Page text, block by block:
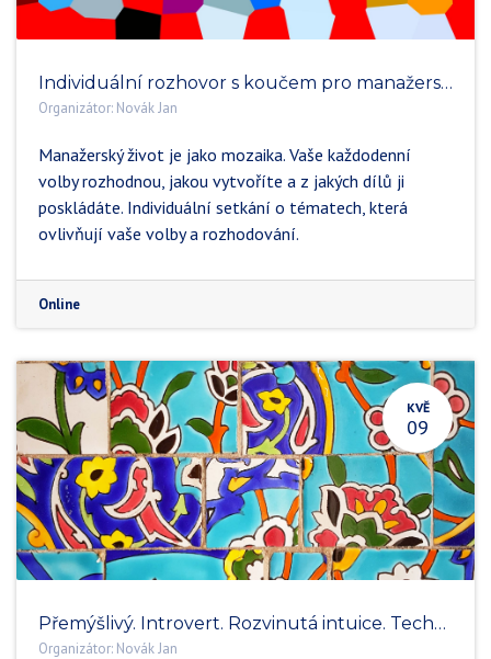
Individuální rozhovor s koučem pro manažerské a exekutivní role
Organizátor: Novák Jan
Manažerský život je jako mozaika. Vaše každodenní
volby rozhodnou, jakou vytvoříte a z jakých dílů ji
poskládáte. Individuální setkání o tématech, která
ovlivňují vaše volby a rozhodování.
Online
KVĚ
09
Přemýšlivý. Introvert. Rozvinutá intuice. Technicky zaměřený. Jiný. INTJ.
Organizátor: Novák Jan